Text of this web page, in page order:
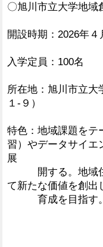
〇旭川市立大学地域
開設時期：2026年４
入学定員：100名
所在地：旭川市立大
１-９）
特色：地域課題をテ
習）やデータサイエ
展
開する。地域住
て新たな価値を創出
育成を目指す。